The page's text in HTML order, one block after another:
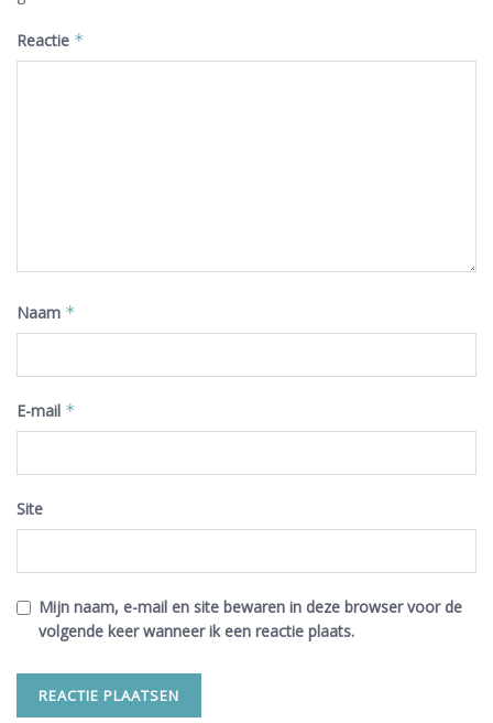
Reactie *
Naam *
E-mail *
Site
Mijn naam, e-mail en site bewaren in deze browser voor de
volgende keer wanneer ik een reactie plaats.